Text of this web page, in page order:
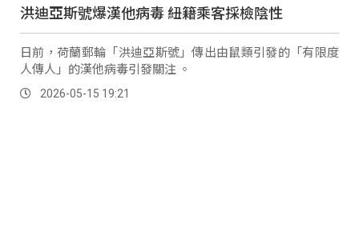
洪迪亞斯號爆漢他病毒 紐籍乘客採檢陰性
日前，荷蘭郵輪「洪迪亞斯號」傳出由鼠類引發的「有限度
人傳人」的漢他病毒引發關注 。
2026-05-15 19:21